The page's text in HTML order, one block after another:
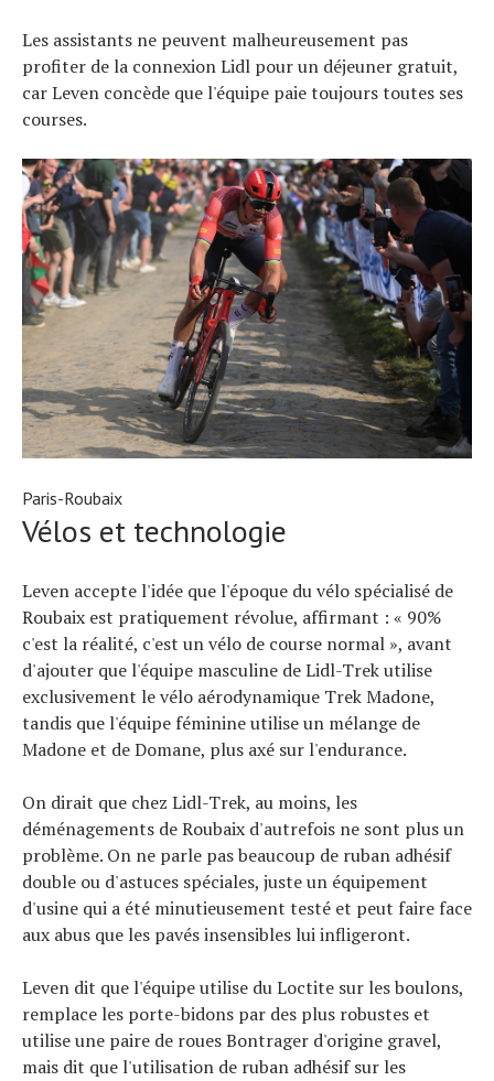
Les assistants ne peuvent malheureusement pas
profiter de la connexion Lidl pour un déjeuner gratuit,
car Leven concède que l'équipe paie toujours toutes ses
courses.
Paris-Roubaix
Vélos et technologie
Leven accepte l'idée que l'époque du vélo spécialisé de
Roubaix est pratiquement révolue, affirmant : « 90%
c'est la réalité, c'est un vélo de course normal », avant
d'ajouter que l'équipe masculine de Lidl-Trek utilise
exclusivement le vélo aérodynamique Trek Madone,
tandis que l'équipe féminine utilise un mélange de
Madone et de Domane, plus axé sur l'endurance.
On dirait que chez Lidl-Trek, au moins, les
déménagements de Roubaix d'autrefois ne sont plus un
problème. On ne parle pas beaucoup de ruban adhésif
double ou d'astuces spéciales, juste un équipement
d'usine qui a été minutieusement testé et peut faire face
aux abus que les pavés insensibles lui infligeront.
Leven dit que l'équipe utilise du Loctite sur les boulons,
remplace les porte-bidons par des plus robustes et
utilise une paire de roues Bontrager d'origine gravel,
mais dit que l'utilisation de ruban adhésif sur les